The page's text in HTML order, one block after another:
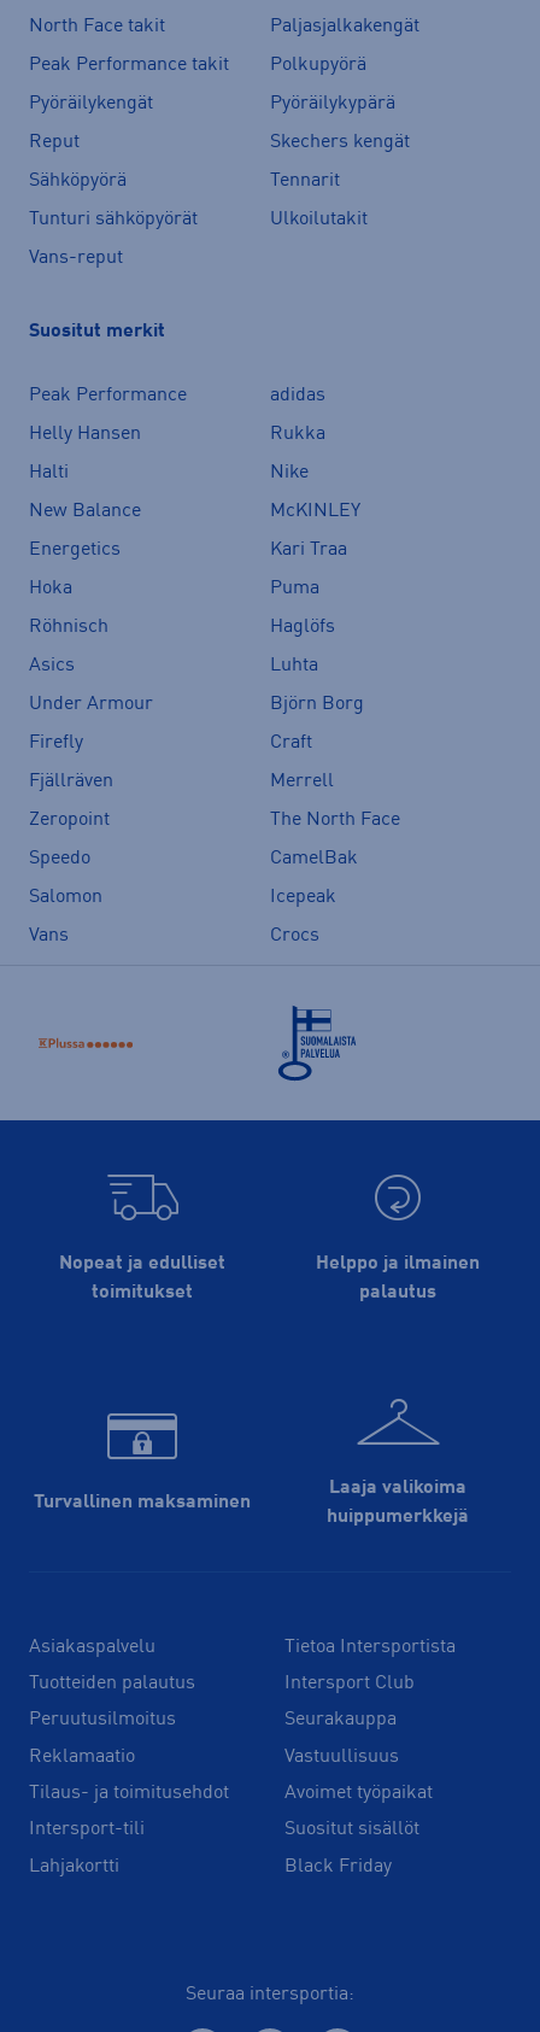
North Face takit
Paljasjalkakengät
Peak Performance takit
Polkupyörä
Pyöräilykengät
Pyöräilykypärä
Reput
Skechers kengät
Sähköpyörä
Tennarit
Tunturi sähköpyörät
Ulkoilutakit
Vans-reput
Suositut merkit
Peak Performance
adidas
Helly Hansen
Rukka
Halti
Nike
New Balance
McKINLEY
Energetics
Kari Traa
Hoka
Puma
Röhnisch
Haglöfs
Asics
Luhta
Under Armour
Björn Borg
Firefly
Craft
Fjällräven
Merrell
Zeropoint
The North Face
Speedo
CamelBak
Salomon
Icepeak
Vans
Crocs
Nopeat ja edulliset
toimitukset
Helppo ja ilmainen
palautus
Turvallinen maksaminen
Laaja valikoima
huippu­merkkejä
Asiakaspalvelu
Tuotteiden palautus
Peruutusilmoitus
Reklamaatio
Tilaus- ja toimitusehdot
Intersport-tili
Lahjakortti
Tietoa Intersportista
Intersport Club
Seurakauppa
Vastuullisuus
Avoimet työpaikat
Suositut sisällöt
Black Friday
Seuraa intersportia: